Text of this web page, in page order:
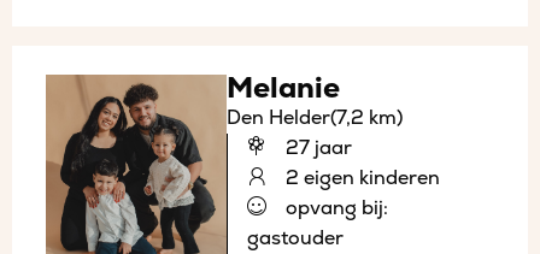
Melanie
Den Helder(7,2 km)
27 jaar
2 eigen kinderen
opvang bij:
gastouder